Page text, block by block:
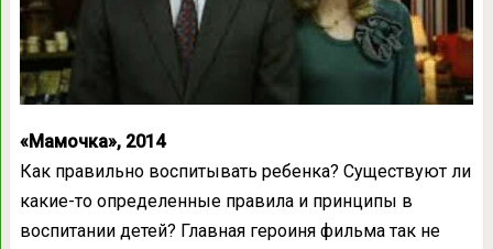
«Мамочка», 2014
Как правильно воспитывать ребенка? Существуют ли
какие-то определенные правила и принципы в
воспитании детей? Главная героиня фильма так не